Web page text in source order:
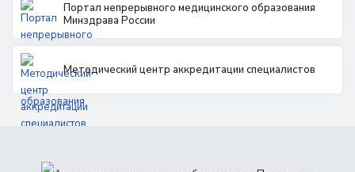
Портал непрерывного медицинского образования
Минздрава России
Методический центр аккредитации специалистов